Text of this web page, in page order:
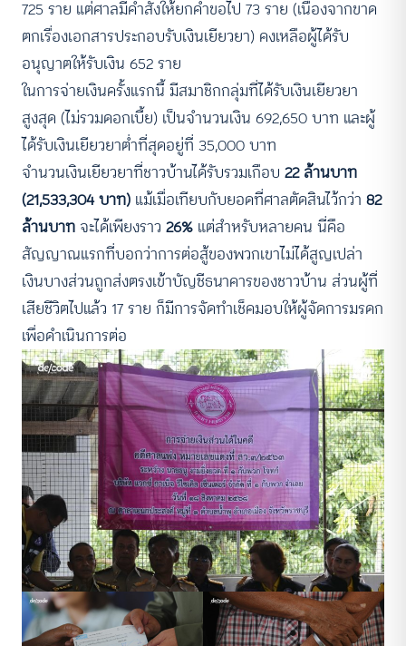
725 ราย แต่ศาลมีคำสั่งให้ยกคำขอไป 73 ราย (เนื่องจากขาด
ตกเรื่องเอกสารประกอบรับเงินเยียวยา) คงเหลือผู้ได้รับ
อนุญาตให้รับเงิน 652 ราย
ในการจ่ายเงินครั้งแรกนี้ มีสมาชิกกลุ่มที่ได้รับเงินเยียวยา
สูงสุด (ไม่รวมดอกเบี้ย) เป็นจำนวนเงิน 692,650 บาท และผู้
ได้รับเงินเยียวยาต่ำที่สุดอยู่ที่ 35,000 บาท
จำนวนเงินเยียวยาที่ชาวบ้านได้รับรวมเกือบ 22 ล้านบาท
(21,533,304 บาท) แม้เมื่อเทียบกับยอดที่ศาลตัดสินไว้กว่า 82
ล้านบาท จะได้เพียงราว 26% แต่สำหรับหลายคน นี่คือ
สัญญาณแรกที่บอกว่าการต่อสู้ของพวกเขาไม่ได้สูญเปล่า
เงินบางส่วนถูกส่งตรงเข้าบัญชีธนาคารของชาวบ้าน ส่วนผู้ที่
เสียชีวิตไปแล้ว 17 ราย ก็มีการจัดทำเช็คมอบให้ผู้จัดการมรดก
เพื่อดำเนินการต่อ